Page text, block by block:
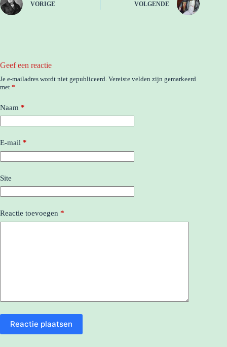
VORIGE VOLGENDE
Geef een reactie
Je e-mailadres wordt niet gepubliceerd. Vereiste velden zijn gemarkeerd
met *
Naam *
E-mail *
Site
Reactie toevoegen *
Reactie plaatsen